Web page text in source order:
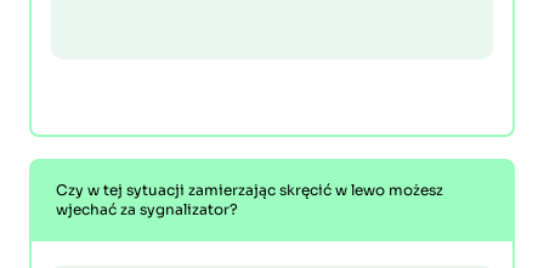
Czy w tej sytuacji zamierzając skręcić w lewo możesz
wjechać za sygnalizator?